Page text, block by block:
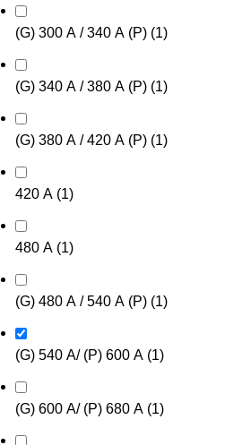
(G) 300 А / 340 А (P) (1)
(G) 340 А / 380 А (P) (1)
(G) 380 А / 420 А (P) (1)
420 А (1)
480 А (1)
(G) 480 А / 540 А (P) (1)
(G) 540 А/ (P) 600 А (1)
(G) 600 А/ (P) 680 А (1)